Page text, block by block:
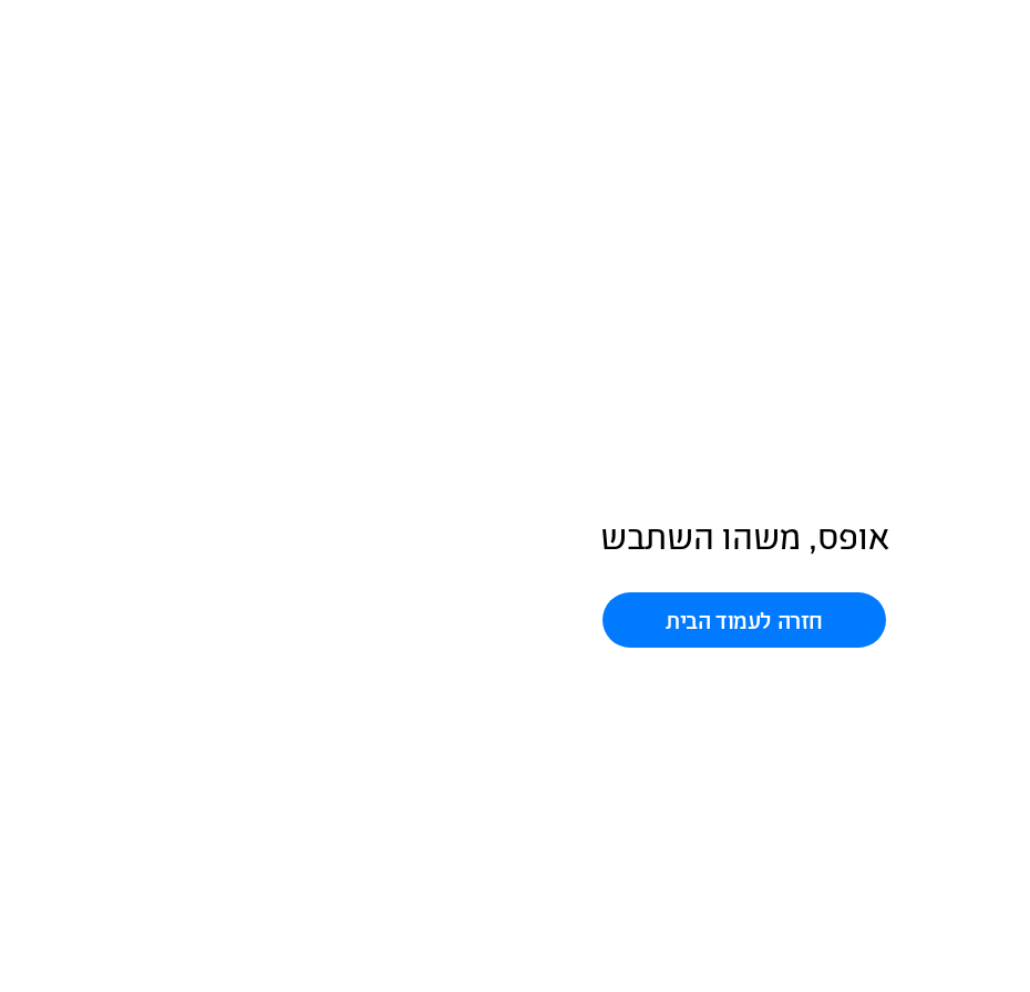
אופס, משהו השתבש
חזרה לעמוד הבית